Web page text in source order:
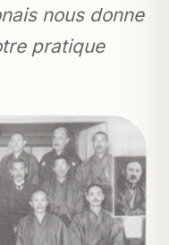
nous donne
pratique